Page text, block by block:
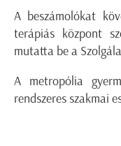
A beszámolókat
terápiás központ
mutatta be a
A metropólia
rendszeres szakmai